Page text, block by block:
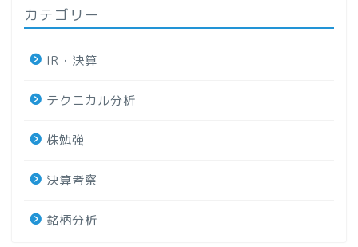
カテゴリー
IR・決算
テクニカル分析
株勉強
決算考察
銘柄分析